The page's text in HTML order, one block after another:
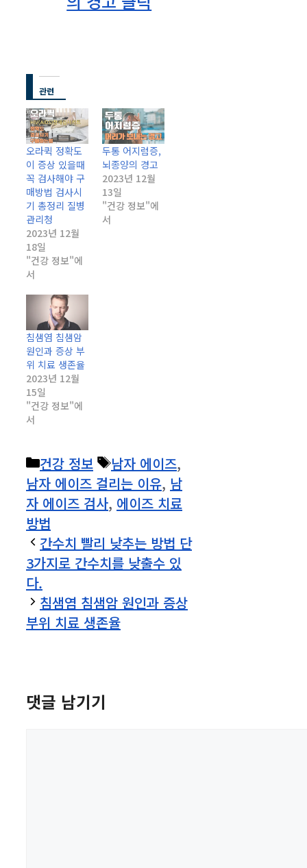
관련
오라퀵 정확도
이 증상 있을때
꼭 검사해야 구
매방법 검사시
기 총정리 질병
관리청
2023년 12월
18일
"건강 정보"에
서
두통 어지럼증,
뇌종양의 경고
2023년 12월
13일
"건강 정보"에
서
침샘염 침샘암
원인과 증상 부
위 치료 생존율
2023년 12월
15일
"건강 정보"에
서
카
테
고
리
건강 정보
태
그
남자 에이즈,
남자 에이즈 걸리는 이유, 남
자 에이즈 검사, 에이즈 치료
방법
간수치 빨리 낮추는 방법 단
3가지로 간수치를 낮출수 있
다.
침샘염 침샘암 원인과 증상
부위 치료 생존율
댓글 남기기